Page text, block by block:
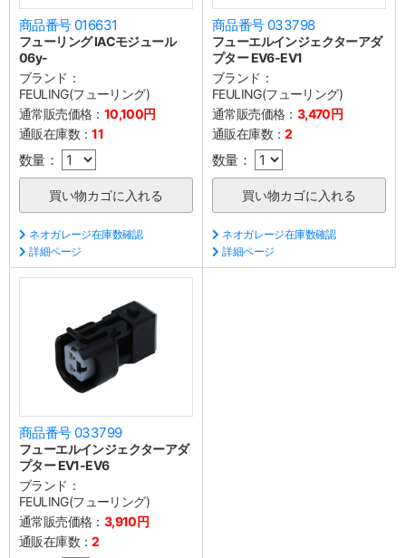
商品番号 016631
フューリング IACモジュール
06y-
ブランド：
FEULING(フューリング)
通常販売価格： 10,100円
通販在庫数：11
数量：
ネオガレージ在庫数確認
詳細ページ
商品番号 033798
フューエルインジェクターアダ
プター EV6-EV1
ブランド：
FEULING(フューリング)
通常販売価格： 3,470円
通販在庫数：2
数量：
ネオガレージ在庫数確認
詳細ページ
商品番号 033799
フューエルインジェクターアダ
プター EV1-EV6
ブランド：
FEULING(フューリング)
通常販売価格： 3,910円
通販在庫数：2